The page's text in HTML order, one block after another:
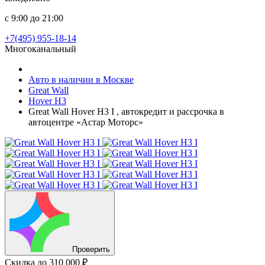
с 9:00 до 21:00
+7(495) 955-18-14
Многоканальный
Авто в наличии в Москве
Great Wall
Hover H3
Great Wall Hover H3 I , автокредит и рассрочка в
автоцентре «Астар Моторс»
Проверить
Скидка до 310 000 ₽